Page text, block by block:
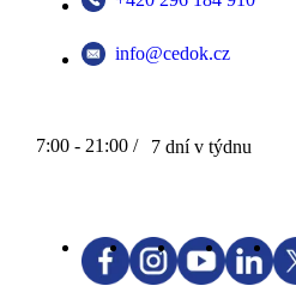
info@cedok.cz
7:00 - 21:00 / 7 dní v týdnu